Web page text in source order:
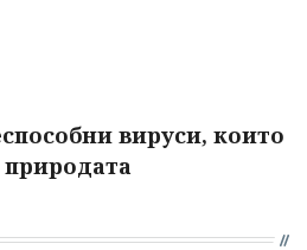
вируси, които